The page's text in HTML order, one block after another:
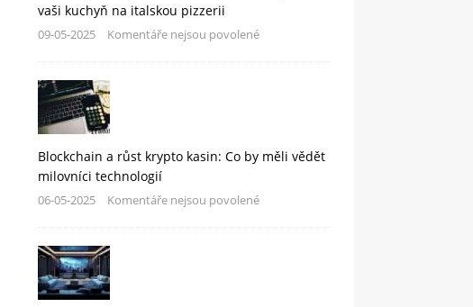
vaši kuchyň na italskou pizzerii
09-05-2025 Komentáře nejsou povolené
Blockchain a růst krypto kasin: Co by měli vědět
milovníci technologií
06-05-2025 Komentáře nejsou povolené